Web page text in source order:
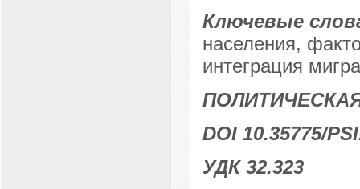
Ключевые
населения,
интеграция
DOI 10.35775/
УДК 32.323